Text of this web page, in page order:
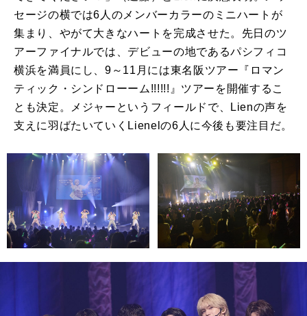
セージの横では6 人のメンバーカラーのミニハートが
集まり、やがて大きなハートを完成させた。先日のツ
アーファイナルでは、デビューの地であるパシフィコ
横浜を満員にし、9 ～ 11 月には東名阪ツアー『ロマン
ティック・シンドローーム !!!!!! 』ツアーを開催するこ
とも決定。メジャーというフィールドで、
Lienの声を
支えに羽ばたいていく Lienelの6 人に今後も要注目だ。